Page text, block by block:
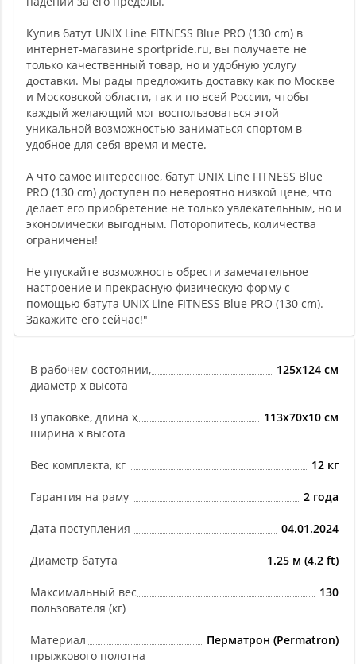
Купив батут UNIX Line FITNESS Blue PRO (130 cm) в
интернет-магазине sportpride.ru, вы получаете не
только качественный товар, но и удобную услугу
доставки. Мы рады предложить доставку как по Москве
и Московской области, так и по всей России, чтобы
каждый желающий мог воспользоваться этой
уникальной возможностью заниматься спортом в
удобное для себя время и месте.
А что самое интересное, батут UNIX Line FITNESS Blue
PRO (130 cm) доступен по невероятно низкой цене, что
делает его приобретение не только увлекательным, но и
экономически выгодным. Поторопитесь, количества
ограничены!
Не упускайте возможность обрести замечательное
настроение и прекрасную физическую форму с
помощью батута UNIX Line FITNESS Blue PRO (130 cm).
Закажите его сейчас!"
В рабочем состоянии,
диаметр х высота
125x124 см
В упаковке, длина х
ширина х высота
113x70x10 см
Вес комплекта, кг 12 кг
Гарантия на раму 2 года
Дата поступления 04.01.2024
Диаметр батута 1.25 м (4.2 ft)
Максимальный вес
пользователя (кг)
130
Материал
прыжкового полотна
Перматрон (Permatron)